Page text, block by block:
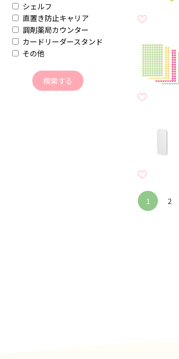
シェルフ
直置き防止キャリア
調剤薬局カウンター
カードリーダースタンド
その他
1 2